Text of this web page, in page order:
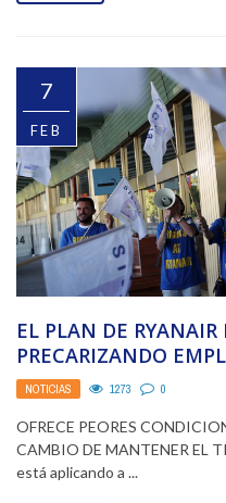
7
FEB
EL PLAN DE RYANAIR
PRECARIZANDO
NOTICIAS 1273 0
OFRECE PEORES
CAMBIO DE MANTENER EL
está aplicando a ...